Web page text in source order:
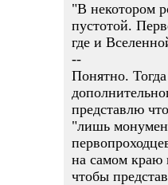
"В некотором
пустотой.
где и
--
Понятно. Тогда
представлю
"лишь
на самом краю
чтобы